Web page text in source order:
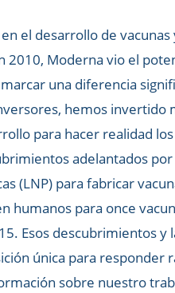
el desarrollo de
2010, Moderna vio el
una diferencia
hemos invertido
para hacer realidad
adelantados
(LNP) para fabricar
humanos para once
Esos descubrimientos y
única para responder
sobre nuestro